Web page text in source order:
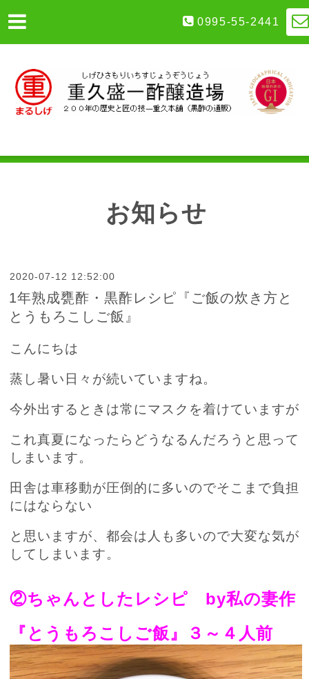
0995-55-2441
お知らせ
2020-07-12 12:52:00
1年熟成甕酢・黒酢レシピ『ご飯の炊き方と
とうもろこしご飯』
こんにちは
蒸し暑い日々が続いていますね。
今外出するときは常にマスクを着けていますが
これ真夏になったらどうなるんだろうと思って
しまいます。
田舎は車移動が圧倒的に多いのでそこまで負担
にはならない
と思いますが、都会は人も多いので大変な気が
してしまいます。
②ちゃんとしたレシピ by私の妻作
『とうもろこしご飯』３～４人前